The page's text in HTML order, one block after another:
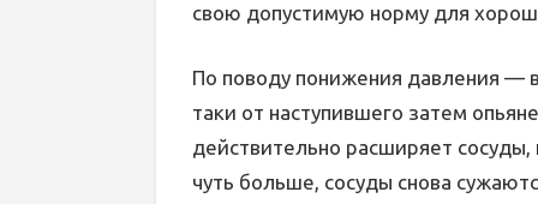
свою допустимую норму для
По поводу понижения давления —
таки от наступившего затем
действительно расширяет
чуть больше, сосуды снова